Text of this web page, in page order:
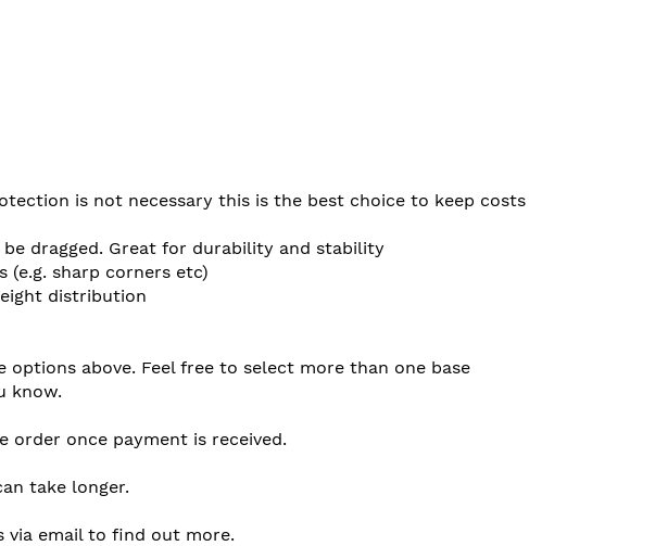
is not necessary this is the best choice to keep costs
dragged. Great for durability and stability
sharp corners etc)
distribution
above. Feel free to select more than one base
know.
order once payment is received.
take longer.
via email to find out more.